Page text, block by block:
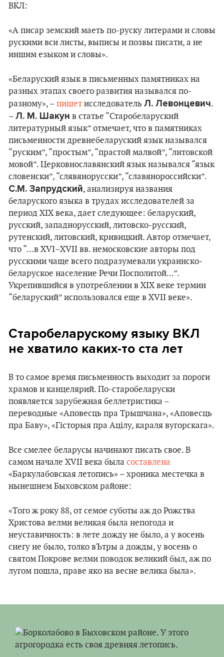
ВКЛ:
«А писар земский маеть по-руску литерами и словы
рускими вси листы, выписы и позвы писати, а не
иншим езыком и словы».
«Беларуский язык в письменных памятниках на
разных этапах своего развития назывался по-
разному», – пишет исследователь Л. Левонцевич.
– Л. М. Шакун в статье “Старобеларуский
литературный язык” отмечает, что в памятниках
письменности древнебеларуский язык назывался
“руским”, “простым”, “прастой малвой”, “литовской
мовой”. Церковнославянский язык назывался “язык
словенски”, “слявянорусски”, “славянороссийски”.
С.М. Запрудский, анализируя названия
беларуского языка в трудах исследователей за
период XIX века, дает следующее: беларуский,
русский, западнорусский, литовско-русский,
рутенский, литовский, кривицкий. Автор отмечает,
что “...в XVI–XVII вв. немосковские авторы под
русскими чаще всего подразумевали украинско-
беларуское население Речи Посполитой...”.
Укрепившийся в употреблении в XIX веке термин
“беларуский” использовался еще в XVII веке».
Старобеларускому языку ВКЛ
не хватило каких-то ста лет
В то самое время письменность выходит за пороги
храмов и канцелярий. По-старобеларуски
появляется зарубежная беллетристика –
переводные «Аповесць пра Трышчана», «Аповесць
пра Баву», «Гісторыя пра Ацілу, караля вугорскага».
Все смелее беларусы начинают писать свое. В
самом начале XVII века была составлена
«Баркулабовская летопись» – хроника местечка в
нынешнем Быховском районе:
«Того ж року 88, от семое суботы аж до Рожства
Христова велми великая была непогода и
неуставичность: в лете дожду не было, а у восень
снегу не было, толко вЪтры а дожды, у восень о
святом Покрове велми поводок великий был, аж по
лугом пошла, праве яко на весне велика была».